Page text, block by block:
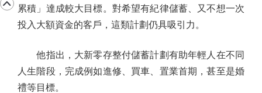
累積」達成較大目標。對希望有紀律儲蓄、又不想一次
投入大額資金的客戶，這類計劃仍具吸引力。
他指出，大新零存整付儲蓄計劃有助年輕人在不同
人生階段，完成例如進修、買車、置業首期，甚至是婚
禮等目標。